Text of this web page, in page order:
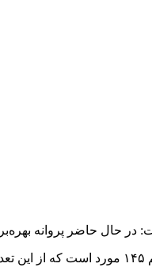
بهره‌برداری در حوزه معدن برای